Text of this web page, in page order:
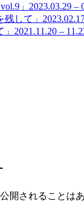
vol.9」2023.03.29 –
残して」
」2021.11.20 –
開されることは